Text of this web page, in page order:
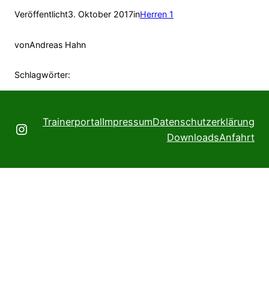
Veröffentlicht3. Oktober 2017inHerren 1
vonAndreas Hahn
Schlagwörter:
Instagram
TrainerportalImpressumDatenschutzerklärung
DownloadsAnfahrt